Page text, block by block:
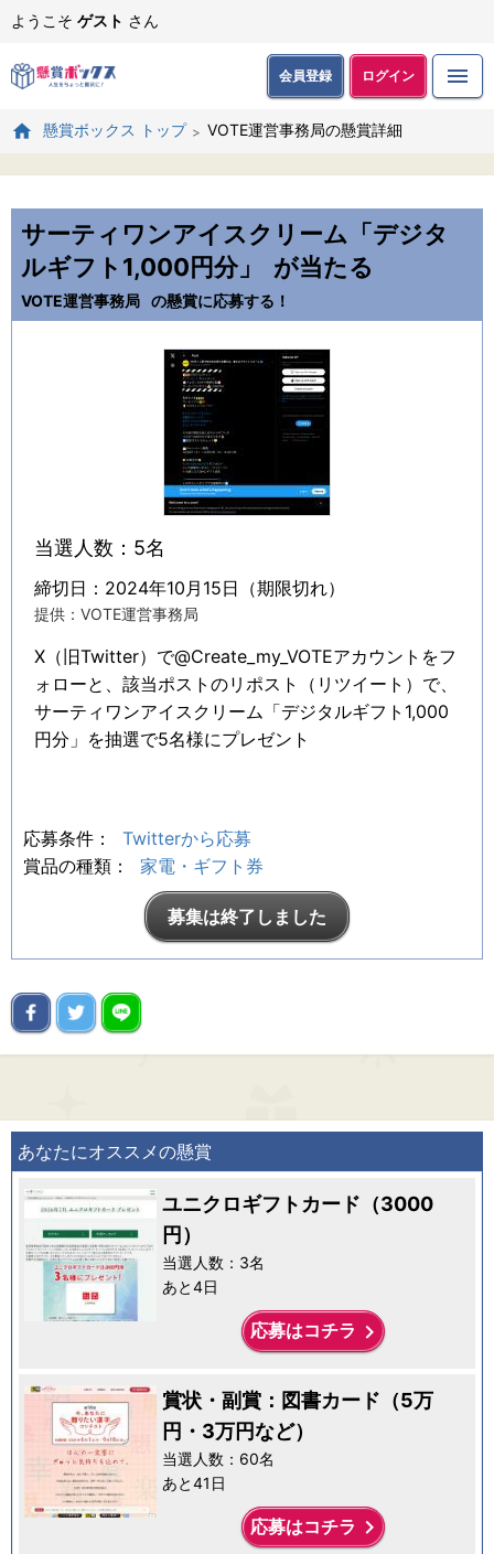
ようこそ ゲスト さん
会員登録 ログイン
懸賞ボックス トップ VOTE運営事務局の懸賞詳細
サーティワンアイスクリーム「デジタ
ルギフト1,000円分」
が当たる
VOTE運営事務局 の懸賞に応募する！
当選人数：5名
締切日：2024年10月15日（期限切れ）
提供：VOTE運営事務局
X（旧Twitter）で@Create_my_VOTEアカウントをフ
ォローと、該当ポストのリポスト（リツイート）で、
サーティワンアイスクリーム「デジタルギフト1,000
円分」を抽選で5名様にプレゼント
応募条件：
Twitterから応募
賞品の種類：
家電・ギフト券
募集は終了しました
あなたにオススメの懸賞
ユニクロギフトカード（3000
円）
当選人数：3名
あと4日
応募はコチラ keyboard_arrow_right
賞状・副賞：図書カード（5万
円・3万円など）
当選人数：60名
あと41日
応募はコチラ keyboard_arrow_right